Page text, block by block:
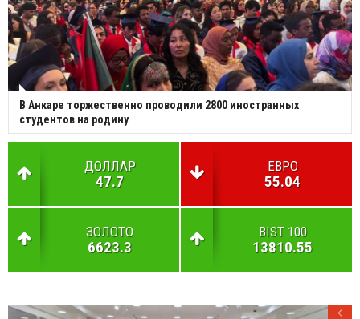
В Анкаре торжественно проводили 2800 иностранных
студентов на родину
ДОЛЛАР
47.7
ЕВРО
55.04
ЗОЛОТО
6623.3
BIST 100
13810.55